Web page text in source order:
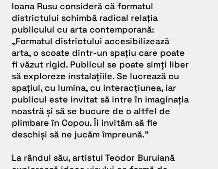
Ioana Rusu consideră că formatul
districtului schimbă radical relația
publicului cu arta contemporană:
„Formatul districtului accesibilizează
arta, o scoate dintr-un spațiu care poate
fi văzut rigid. Publicul se poate simți liber
să exploreze instalațiile. Se lucrează cu
spațiul, cu lumina, cu interacțiunea, iar
publicul este invitat să intre în imaginația
noastră și să se bucure de o altfel de
plimbare în Copou. Îi invităm să fie
deschiși să ne jucăm împreună.”
La rândul său, artistul Teodor Buruiană